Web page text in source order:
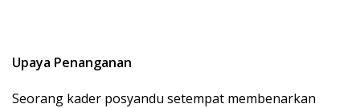
Upaya Penanganan
Seorang kader posyandu setempat membenarkan